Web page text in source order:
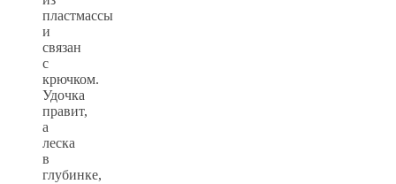
пластмассы
и
связан
с
крючком.
Удочка
правит,
а
леска
в
глубинке,